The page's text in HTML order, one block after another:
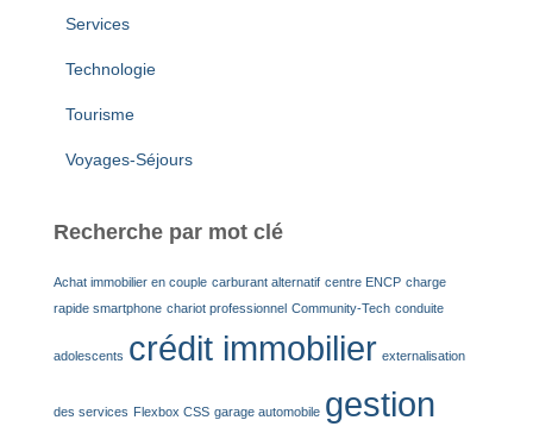
Services
Technologie
Tourisme
Voyages-Séjours
Recherche par mot clé
Achat immobilier en couple carburant alternatif centre ENCP charge
rapide smartphone chariot professionnel Community-Tech conduite
adolescents crédit immobilier externalisation
des services Flexbox CSS garage automobile gestion